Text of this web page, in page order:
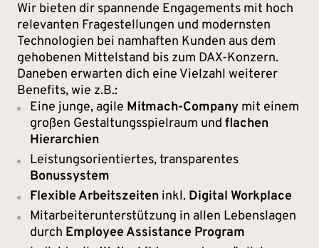
Wir bieten dir spannende Engagements mit hoch
relevanten Fragestellungen und modernsten
Technologien bei namhaften Kunden aus dem
gehobenen Mittelstand bis zum DAX-Konzern.
Daneben erwarten dich eine Vielzahl weiterer
Benefits, wie z.B.:
Eine junge, agile Mitmach-Company mit einem
großen Gestaltungsspielraum und flachen
Hierarchien
Leistungsorientiertes, transparentes
Bonussystem
Flexible Arbeitszeiten inkl. Digital Workplace
Mitarbeiterunterstützung in allen Lebenslagen
durch Employee Assistance Program